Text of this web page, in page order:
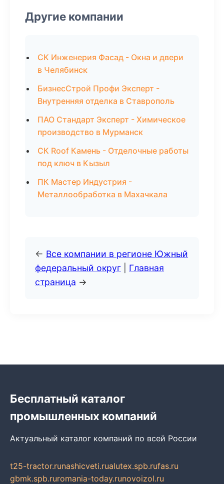
Другие компании
СК Инженерия Фасад - Окна и двери
в Челябинск
БизнесСтрой Профи Эксперт -
Внутренняя отделка в Ставрополь
ПАО Стандарт Эксперт - Химическое
производство в Мурманск
СК Roof Камень - Отделочные работы
под ключ в Кызыл
ПК Мастер Индустрия -
Металлообработка в Махачкала
← Все компании в регионе Южный
федеральный округ
Главная
страница →
Бесплатный каталог
промышленных компаний
Актуальный каталог компаний по всей России
t25-tractor.runashicveti.rualutex.spb.rufas.ru
gbmk.spb.ruromania-today.runovoizol.ru